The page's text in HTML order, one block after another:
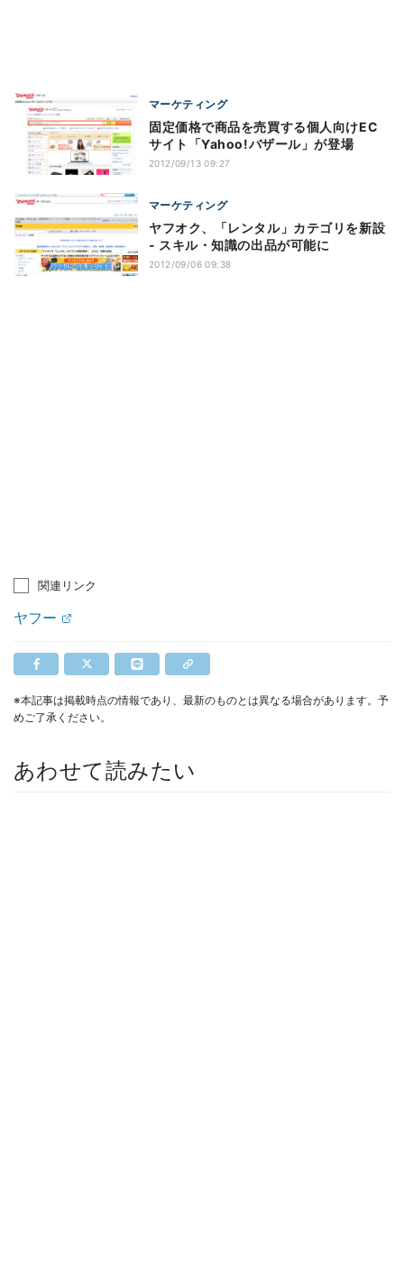
マーケティング
固定価格で商品を売買する個人向けEC
サイト「Yahoo!バザール」が登場
2012/09/13 09:27
マーケティング
ヤフオク、「レンタル」カテゴリを新設
- スキル・知識の出品が可能に
2012/09/06 09:38
関連リンク
ヤフー
※本記事は掲載時点の情報であり、最新のものとは異なる場合があります。予
めご了承ください。
あわせて読みたい